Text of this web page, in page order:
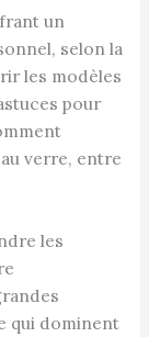
un
selon la
les modèles
pour
verre, entre
les
qui dominent